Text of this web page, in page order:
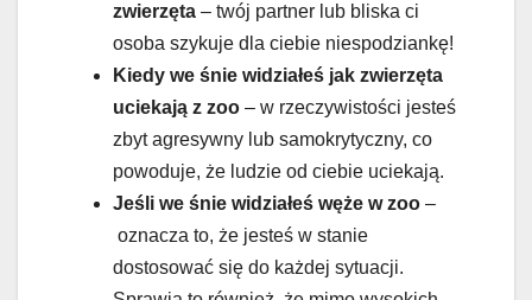
zwierzęta – twój partner lub bliska ci
osoba szykuje dla ciebie niespodziankę!
Kiedy we śnie widziałeś jak zwierzęta
uciekają z zoo – w rzeczywistości jesteś
zbyt agresywny lub samokrytyczny, co
powoduje, że ludzie od ciebie uciekają.
Jeśli we śnie widziałeś węże w zoo –
oznacza to, że jesteś w stanie
dostosować się do każdej sytuacji.